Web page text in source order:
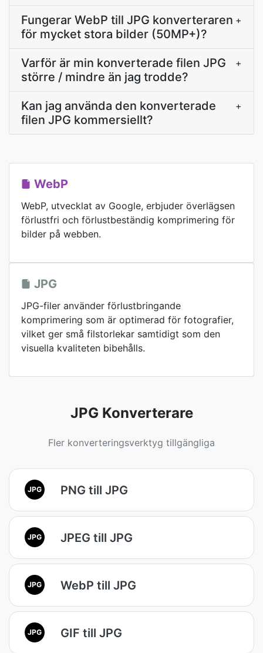
Fungerar WebP till JPG konverteraren
för mycket stora bilder (50MP+)?
+
Varför är min konverterade filen JPG
större / mindre än jag trodde?
+
Kan jag använda den konverterade
filen JPG kommersiellt?
+
WebP
WebP, utvecklat av Google, erbjuder överlägsen
förlustfri och förlustbeständig komprimering för
bilder på webben.
JPG
JPG-filer använder förlustbringande
komprimering som är optimerad för fotografier,
vilket ger små filstorlekar samtidigt som den
visuella kvaliteten bibehålls.
JPG Konverterare
Fler konverteringsverktyg tillgängliga
JPG PNG till JPG
JPG JPEG till JPG
JPG WebP till JPG
JPG GIF till JPG